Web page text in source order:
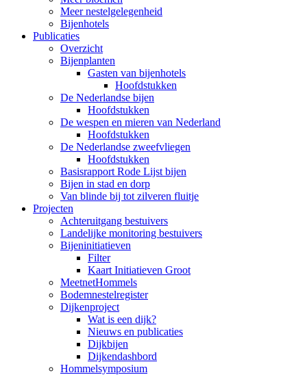
Meer nestelgelegenheid
Bijenhotels
Publicaties
Overzicht
Bijenplanten
Gasten van bijenhotels
Hoofdstukken
De Nederlandse bijen
Hoofdstukken
De wespen en mieren van Nederland
Hoofdstukken
De Nederlandse zweefvliegen
Hoofdstukken
Basisrapport Rode Lijst bijen
Bijen in stad en dorp
Van blinde bij tot zilveren fluitje
Projecten
Achteruitgang bestuivers
Landelijke monitoring bestuivers
Bijeninitiatieven
Filter
Kaart Initiatieven Groot
MeetnetHommels
Bodemnestelregister
Dijkenproject
Wat is een dijk?
Nieuws en publicaties
Dijkbijen
Dijkendashbord
Hommelsymposium